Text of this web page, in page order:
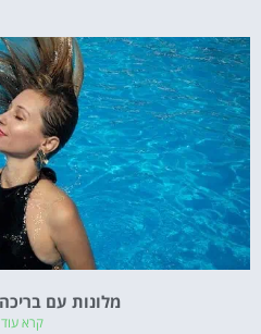
מלונות עם
קרא